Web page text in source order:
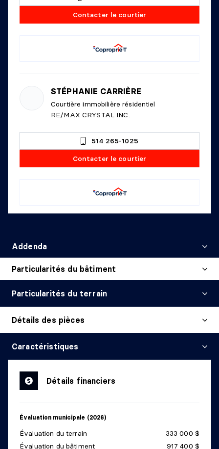
Contacter le courtier
STÉPHANIE CARRIÈRE
Courtière immobilière résidentiel
RE/MAX CRYSTAL INC.
514 265-1025
Contacter le courtier
Addenda
Particularités du bâtiment
Particularités du terrain
Détails des pièces
HALL D'ENTRÉE/VESTIBULE
Dimensions :
14'5" X 5'5"
Revêtement :
CUISINE
Niveau :1er niveau/RDC
Caractéristiques
Détails financiers
Évaluation municipale (2026)
Évaluation du terrain
333 000 $
Évaluation du bâtiment
917 400 $